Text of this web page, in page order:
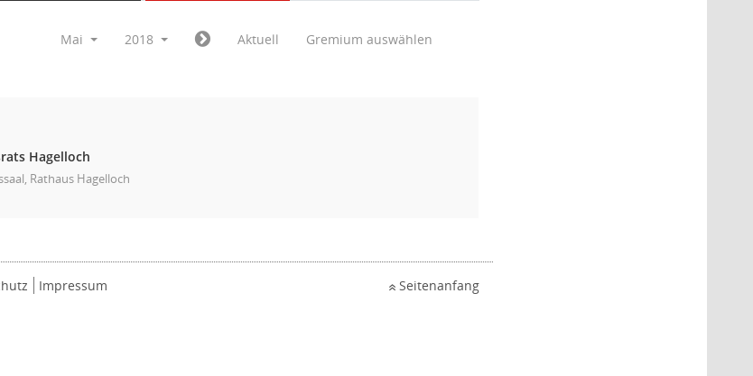
Mai 2018 Aktuell Gremium auswählen
Hagelloch
Rathaus Hagelloch
Impressum Seitenanfang